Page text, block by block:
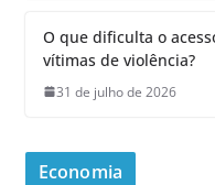
O que dificulta o
vítimas de violência?
31 de julho de 2026
Economia